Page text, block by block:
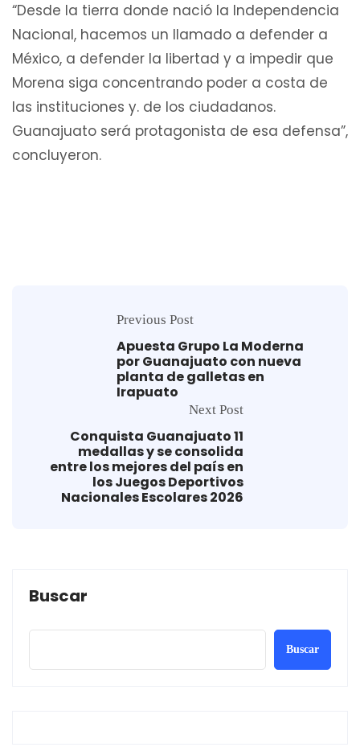
“Desde la tierra donde nació la Independencia
Nacional, hacemos un llamado a defender a
México, a defender la libertad y a impedir que
Morena siga concentrando poder a costa de
las instituciones y. de los ciudadanos.
Guanajuato será protagonista de esa defensa”,
concluyeron.
Previous Post
Apuesta Grupo La Moderna
por Guanajuato con nueva
planta de galletas en
Irapuato
Next Post
Conquista Guanajuato 11
medallas y se consolida
entre los mejores del país en
los Juegos Deportivos
Nacionales Escolares 2026
Buscar
Buscar